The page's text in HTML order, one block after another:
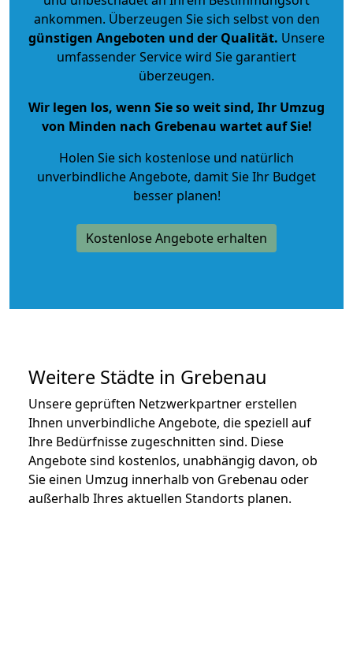
ankommen. Überzeugen Sie sich selbst von den
günstigen Angeboten und der Qualität. Unsere
umfassender Service wird Sie garantiert
überzeugen.
Wir legen los, wenn Sie so weit sind, Ihr Umzug
von Minden nach Grebenau wartet auf Sie!
Holen Sie sich kostenlose und natürlich
unverbindliche Angebote, damit Sie Ihr Budget
besser planen!
Kostenlose Angebote erhalten
Weitere Städte in Grebenau
Unsere geprüften Netzwerkpartner erstellen
Ihnen unverbindliche Angebote, die speziell auf
Ihre Bedürfnisse zugeschnitten sind. Diese
Angebote sind kostenlos, unabhängig davon, ob
Sie einen Umzug innerhalb von Grebenau oder
außerhalb Ihres aktuellen Standorts planen.